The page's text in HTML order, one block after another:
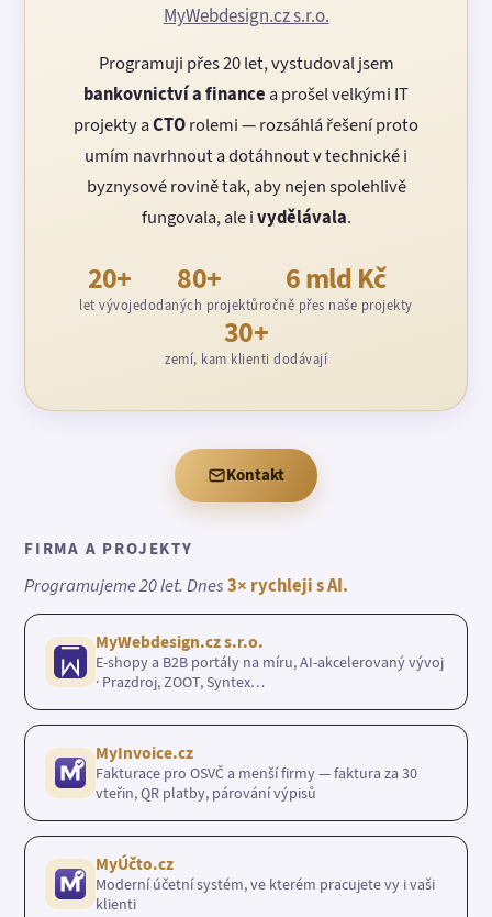
MyWebdesign.cz s.r.o.
Programuji přes 20 let, vystudoval jsem
bankovnictví a finance a prošel velkými IT
projekty aCTOrolemi — rozsáhlá řešení proto
umím navrhnout a dotáhnout v technické i
byznysové rovině tak, aby nejen spolehlivě
fungovala, ale ivydělávala.
20+
let vývoje
80+
dodaných projektů
6 mld Kč
ročně přes naše projekty
30+
zemí, kam klienti dodávají
Kontakt
FIRMA A PROJEKTY
Programujeme 20 let. Dnes3× rychleji s AI.
MyWebdesign.cz s.r.o.
E-shopy a B2B portály na míru, AI-akcelerovaný vývoj
· Prazdroj, ZOOT, Syntex…
MyInvoice.cz
Fakturace pro OSVČ a menší firmy — faktura za 30
vteřin, QR platby, párování výpisů
MyÚčto.cz
Moderní účetní systém, ve kterém pracujete vy i vaši
klienti